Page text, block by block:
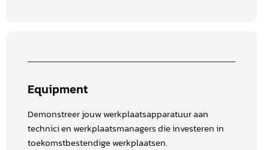
Equipment
Demonstreer jouw werkplaatsapparatuur aan
technici en werkplaatsmanagers die investeren in
toekomstbestendige werkplaatsen.